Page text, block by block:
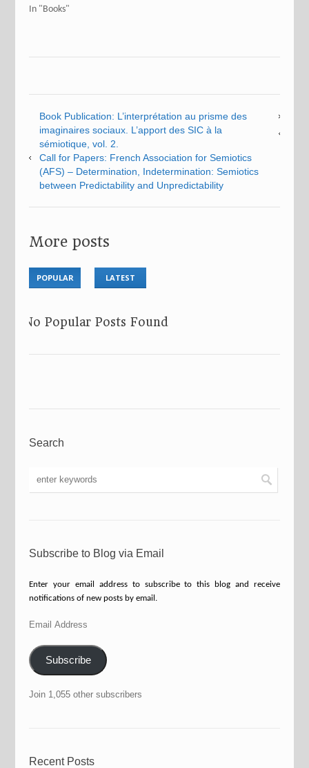
In "Books"
Book Publication: L’interprétation au prisme des
imaginaires sociaux. L’apport des SIC à la
sémiotique, vol. 2.
Call for Papers: French Association for Semiotics
(AFS) – Determination, Indetermination: Semiotics
between Predictability and Unpredictability
More posts
POPULAR LATEST
No Popular Posts Found
Search
Subscribe to Blog via Email
Enter your email address to subscribe to this blog and receive
notifications of new posts by email.
Email
Subscribe
Join 1,055 other subscribers
Recent Posts